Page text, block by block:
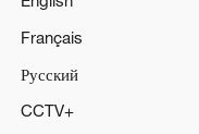
Français
Русский
CCTV+